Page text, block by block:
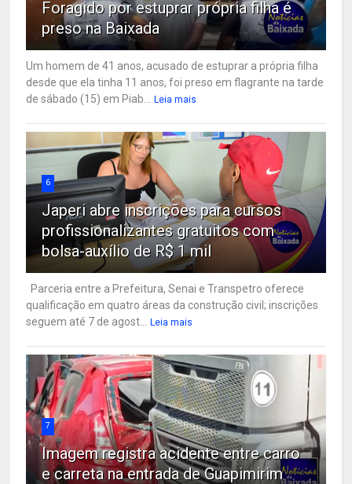
Foragido por estuprar própria filha é
preso na Baixada
Um homem de 41 anos, acusado de estuprar a própria filha
desde que ela tinha 11 anos, foi preso em flagrante na tarde
de sábado (15) em Piab...
Leia mais
6
Japeri abre inscrições para cursos
profissionalizantes gratuitos com
bolsa-auxílio de R$ 1 mil
Parceria entre a Prefeitura, Senai e Transpetro oferece
qualificação em quatro áreas da construção civil; inscrições
seguem até 7 de agost...
Leia mais
7
Imagem registra acidente entre carro
e carreta na entrada de Guapimirim